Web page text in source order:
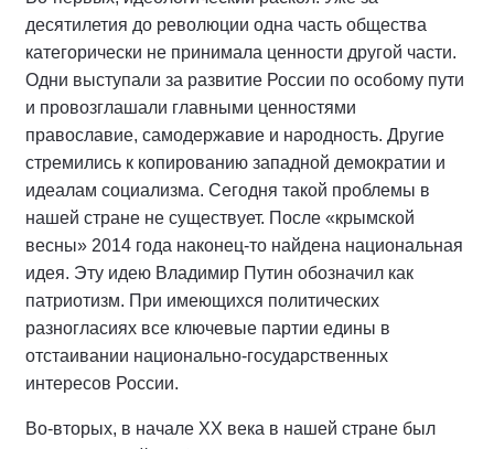
десятилетия до революции одна часть общества
категорически не принимала ценности другой части.
Одни выступали за развитие России по особому пути
и провозглашали главными ценностями
православие, самодержавие и народность. Другие
стремились к копированию западной демократии и
идеалам социализма. Сегодня такой проблемы в
нашей стране не существует. После «крымской
весны» 2014 года наконец-то найдена национальная
идея. Эту идею Владимир Путин обозначил как
патриотизм. При имеющихся политических
разногласиях все ключевые партии едины в
отстаивании национально-государственных
интересов России.
Во-вторых, в начале XX века в нашей стране был